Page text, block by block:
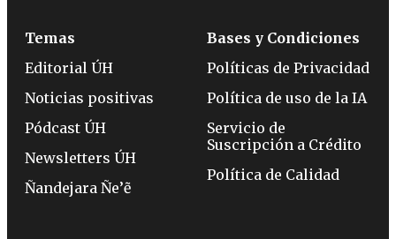
Temas
Editorial ÚH
Noticias positivas
Pódcast ÚH
Newsletters ÚH
Ñandejara Ñe’ẽ
Bases y Condiciones
Políticas de Privacidad
Política de uso de la IA
Servicio de
Suscripción a Crédito
Política de Calidad